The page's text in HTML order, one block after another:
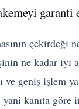
garanti
çekirdeği
ne kadar iyi
geniş işlem
kanıta göre